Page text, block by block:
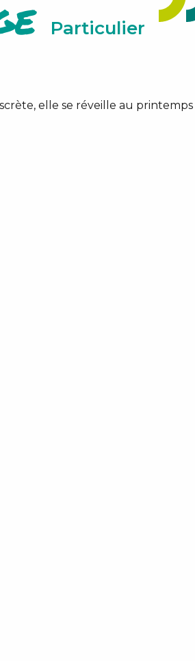
Particulier
elle se réveille au